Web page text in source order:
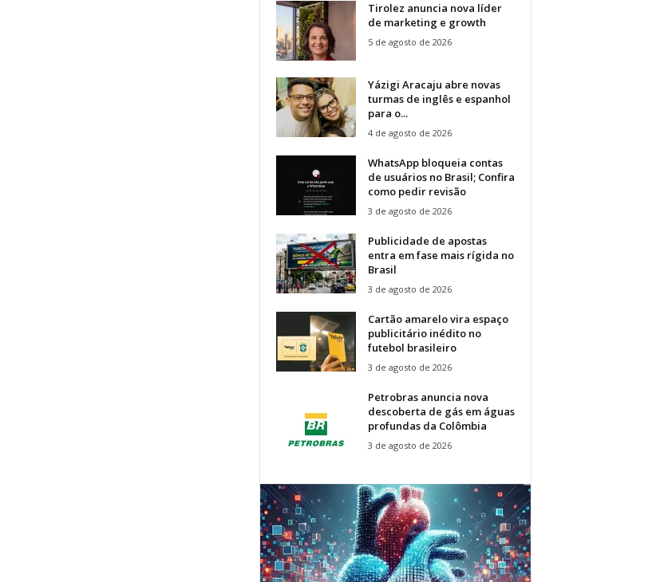
Tirolez anuncia nova líder
de marketing e growth
5 de agosto de 2026
Yázigi Aracaju abre novas
turmas de inglês e espanhol
para o...
4 de agosto de 2026
WhatsApp bloqueia contas
de usuários no Brasil; Confira
como pedir revisão
3 de agosto de 2026
Publicidade de apostas
entra em fase mais rígida no
Brasil
3 de agosto de 2026
Cartão amarelo vira espaço
publicitário inédito no
futebol brasileiro
3 de agosto de 2026
Petrobras anuncia nova
descoberta de gás em águas
profundas da Colômbia
3 de agosto de 2026